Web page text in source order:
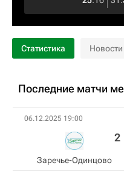
Статистика
Последние матчи
06.12.2025 19:00
Заречье-Одинцово
2